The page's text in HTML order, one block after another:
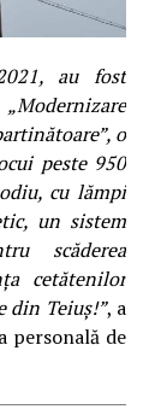
au fost
o
peste950
culămpi
un sistem
scăderea
cetătenilor
din Teiuș!”, a
personală de